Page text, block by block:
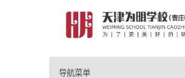
导航菜单